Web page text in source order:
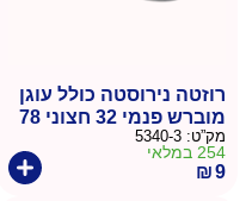
רוזטה נירוסטה כולל עוגן
מוברש פנמי 32 חצוני 78
מק”ט: 5340-3
254 במלאי
₪9